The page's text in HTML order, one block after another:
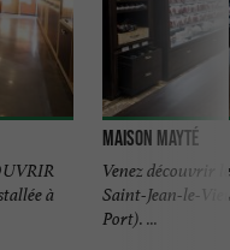
à
Maison Mayté
Venez découvrir
Saint-Jean-le-
Port). ...